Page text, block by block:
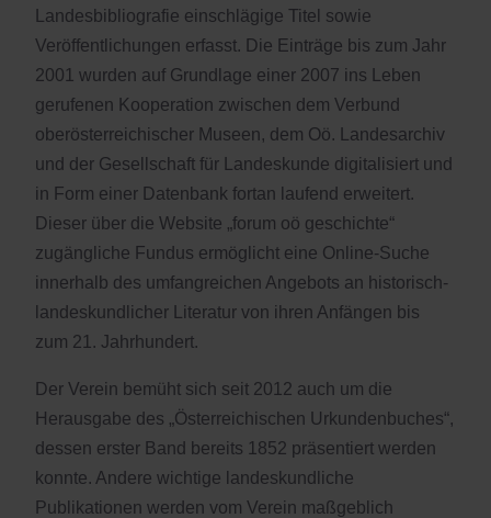
Landesbibliografie einschlägige Titel sowie
Veröffentlichungen erfasst. Die Einträge bis zum Jahr
2001 wurden auf Grundlage einer 2007 ins Leben
gerufenen Kooperation zwischen dem Verbund
oberösterreichischer Museen, dem Oö. Landesarchiv
und der Gesellschaft für Landeskunde digitalisiert und
in Form einer Datenbank fortan laufend erweitert.
Dieser über die Website „forum oö geschichte“
zugängliche Fundus ermöglicht eine Online-Suche
innerhalb des umfangreichen Angebots an historisch-
landeskundlicher Literatur von ihren Anfängen bis
zum 21. Jahrhundert.
Der Verein bemüht sich seit 2012 auch um die
Herausgabe des „Österreichischen Urkundenbuches“,
dessen erster Band bereits 1852 präsentiert werden
konnte. Andere wichtige landeskundliche
Publikationen werden vom Verein maßgeblich